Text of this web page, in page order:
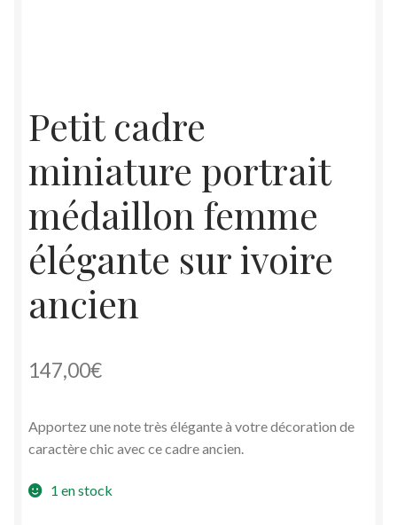
Petit cadre
miniature portrait
médaillon femme
élégante sur ivoire
ancien
147,00€
Apportez une note très élégante à votre décoration de
caractère chic avec ce cadre ancien.
1 en stock